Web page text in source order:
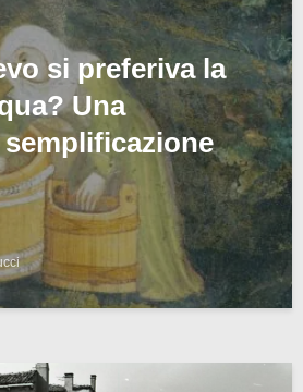
si preferiva la
Una